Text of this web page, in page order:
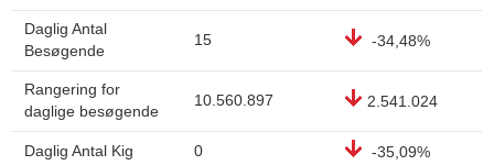
Daglig Antal
Besøgende
15 -34,48%
Rangering for
daglige besøgende
10.560.897 2.541.024
Daglig Antal Kig 0 -35,09%